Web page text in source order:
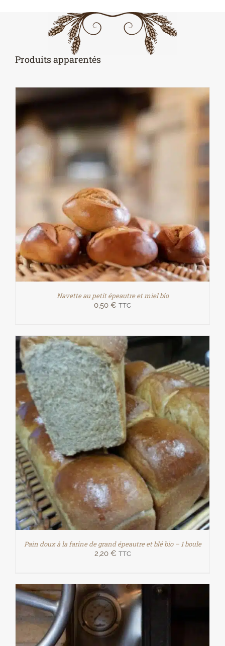
Produits apparentés
Navette au petit épeautre et miel bio
0,50 € TTC
Pain doux à la farine de grand épeautre et blé bio – 1 boule
2,20 € TTC